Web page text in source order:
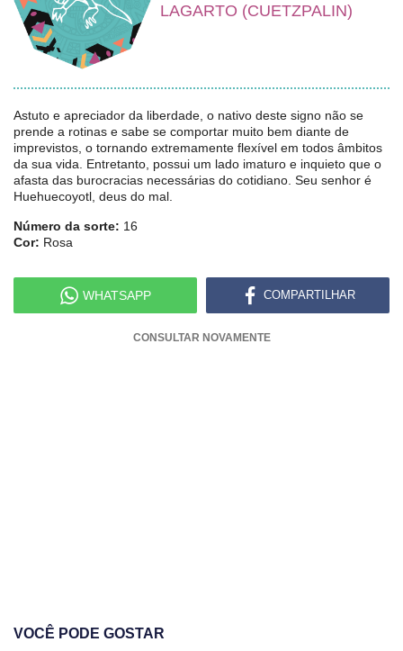
LAGARTO (CUETZPALIN)
Astuto e apreciador da liberdade, o nativo deste signo não se
prende a rotinas e sabe se comportar muito bem diante de
imprevistos, o tornando extremamente flexível em todos âmbitos
da sua vida. Entretanto, possui um lado imaturo e inquieto que o
afasta das burocracias necessárias do cotidiano. Seu senhor é
Huehuecoyotl, deus do mal.
Número da sorte: 16
Cor: Rosa
WHATSAPP COMPARTILHAR
CONSULTAR NOVAMENTE
VOCÊ PODE GOSTAR